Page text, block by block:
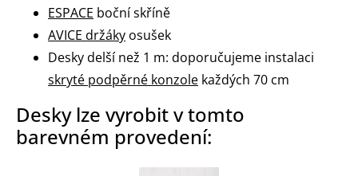
ESPACE boční skříně
AVICE držáky osušek
Desky delší než 1 m: doporučujeme instalaci
skryté podpěrné konzole každých 70 cm
Desky lze vyrobit v tomto
barevném provedení: